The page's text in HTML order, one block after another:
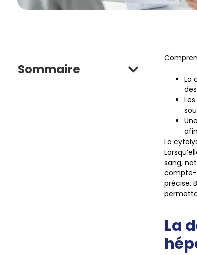
Sommaire
La
La
sang,
compte-
précise.
La